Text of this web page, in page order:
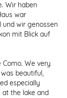
Wir haben
war
wir genossen
mit Blick auf
We very
beautiful,
especially
the lake and